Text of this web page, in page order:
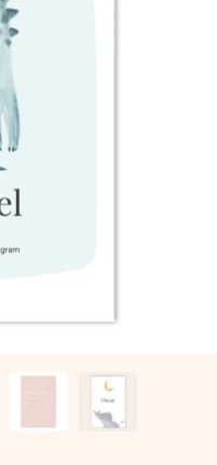
bewerten uns mit
aller Länder, in
Uhr